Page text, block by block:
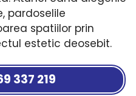
pardoselile
spatiilor prin
estetic deosebit.
337 219